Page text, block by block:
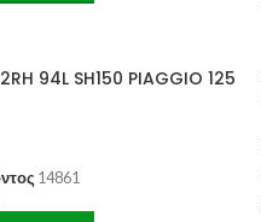
94L SH150 PIAGGIO 125
14861